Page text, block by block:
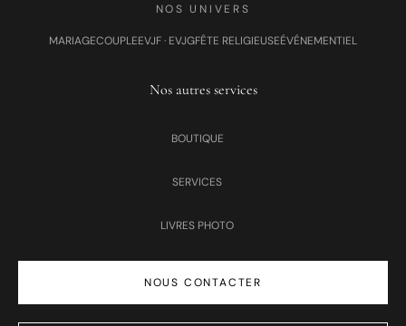
NOS UNIVERS
MARIAGECOUPLEEVJF · EVJGFÊTE RELIGIEUSEÉVÉNEMENTIEL
Nos autres services
BOUTIQUE
SERVICES
LIVRES PHOTO
NOUS CONTACTER